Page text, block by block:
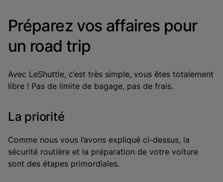
Préparez vos affaires pour
un road trip
Avec LeShuttle, c’est très simple, vous êtes totalement
libre ! Pas de limite de bagage, pas de frais.
La priorité
Comme nous vous l’avons expliqué ci-dessus, la
sécurité routière et la préparation de votre voiture
sont des étapes primordiales.